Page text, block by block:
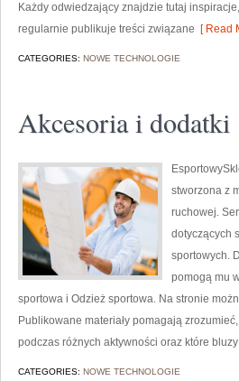
Każdy odwiedzający znajdzie tutaj
regularnie publikuje treści związane [ Read
CATEGORIES: NOWE TECHNOLOGIE
Akcesoria i dodatki
stworzona z
ruchowej.
dotyczących
sportowych.
pomogą mu
sportowa i Odzież sportowa. Na stronie
Publikowane materiały pomagają
podczas różnych aktywności oraz które
CATEGORIES: NOWE TECHNOLOGIE